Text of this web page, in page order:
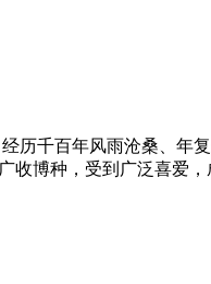
千百年风雨沧桑、年
收博种，受到广泛喜爱